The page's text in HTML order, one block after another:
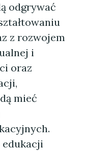
odgrywać
z rozwojem
i
oraz
mieć
edukacji